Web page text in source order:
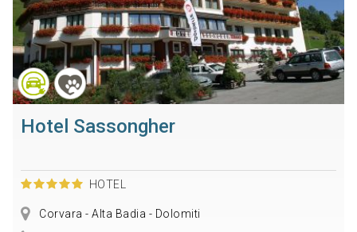
Hotel Sassongher
HOTEL
Corvara - Alta Badia - Dolomiti